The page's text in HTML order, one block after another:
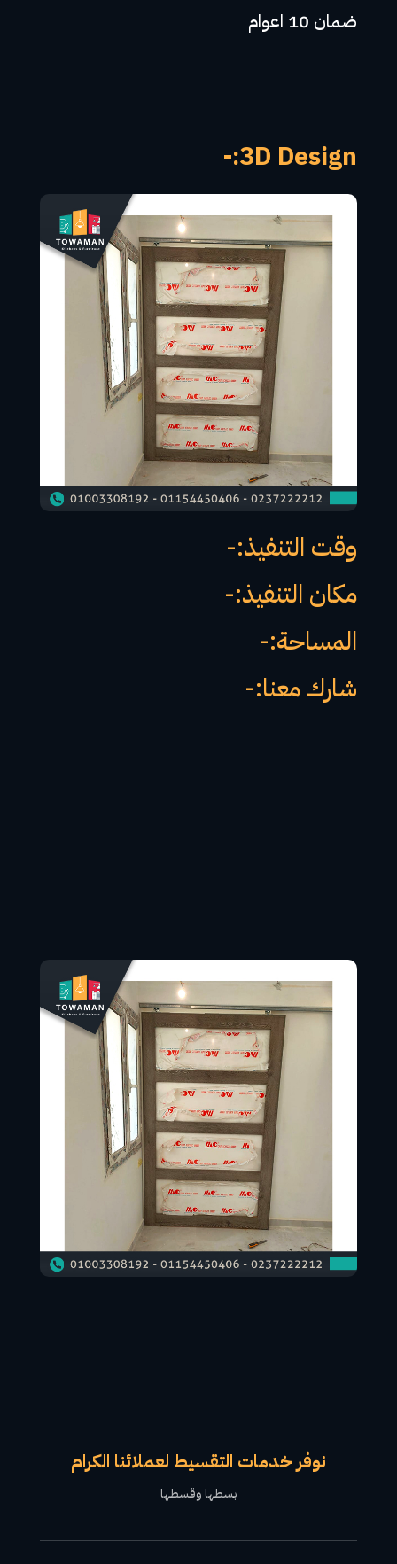
ضمان 10 اعوام
3D Design:-
وقت التنفيذ:-
مكان التنفيذ:-
المساحة:-
شارك معنا:-
نوفر خدمات التقسيط لعملائنا الكرام
بسطها وقسطها